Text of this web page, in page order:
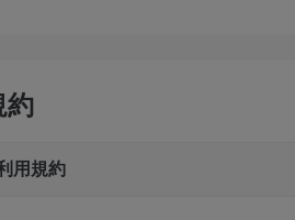
約
用規約